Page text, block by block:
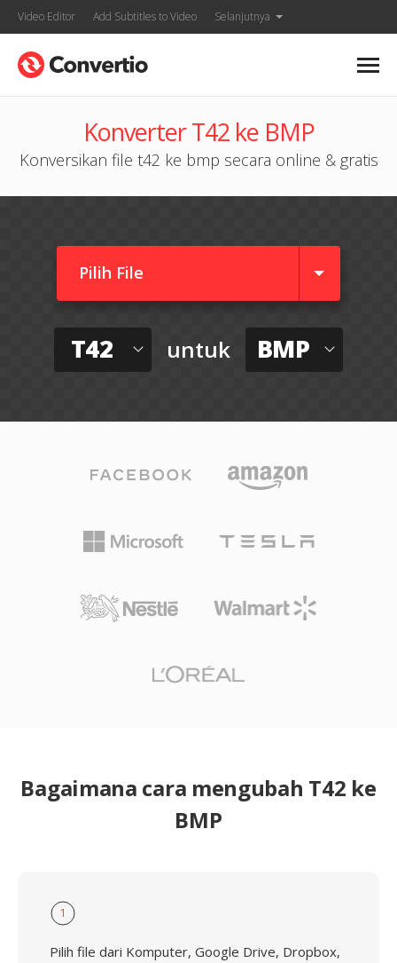
Video Editor Add Subtitles to Video Selanjutnya
Konverter T42 ke BMP
Konversikan file t42 ke bmp secara online & gratis
Pilih File
T42 untuk BMP
Bagaimana cara mengubah T42 ke
BMP
1
Pilih file dari Komputer, Google Drive, Dropbox,